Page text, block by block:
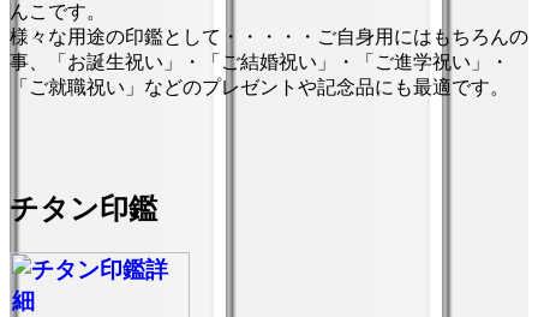
んこです。
様々な用途の印鑑として・・・・・ご自身用にはもちろんの
事、「お誕生祝い」・「ご結婚祝い」・「ご進学祝い」・
「ご就職祝い」などのプレゼントや記念品にも最適です。
チタン印鑑